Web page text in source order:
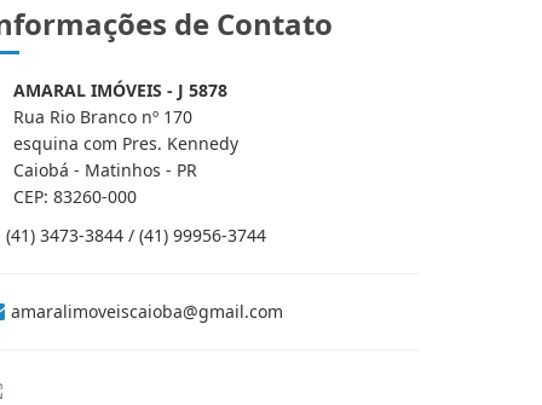
de Contato
AMARAL IMÓVEIS - J 5878
Rua Rio Branco nº 170
esquina com Pres. Kennedy
Caiobá - Matinhos - PR
CEP: 83260-000
(41) 3473-3844 / (41) 99956-3744
amaralimoveiscaioba@gmail.com